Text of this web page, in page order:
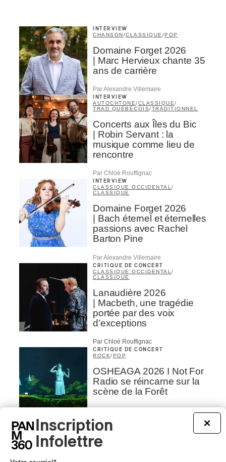
INTERVIEW
CHANSON/CLASSIQUE /POP
Domaine Forget 2026
| Marc Hervieux chante 35
ans de carrière
Par Alexandre Villemaire
INTERVIEW
AUTOCHTONE/CLASSIQUE/
TRAD QUÉBÉCOIS/TRADITIONNEL
Concerts aux Îles du Bic
| Robin Servant : la
musique comme lieu de
rencontre
Par Chloé Rouffignac
INTERVIEW
CLASSIQUE OCCIDENTAL/
CLASSIQUE
Domaine Forget 2026
| Bach éternel et éternelles
passions avec Rachel
Barton Pine
Par Alexandre Villemaire
CRITIQUE DE CONCERT
CLASSIQUE OCCIDENTAL /
CLASSIQUE
Lanaudière 2026
| Macbeth, une tragédie
portée par des voix
d’exceptions
Par Chloé Rouffignac
CRITIQUE DE CONCERT
ROCK/POP
OSHEAGA 2026 I Not For
Radio se réincarne sur la
scène de la Forêt
CRITIQUE DE CONCERT
ROCK
OSHEAGA 2026 I Viagra
Boys au centre d’un
×
Inscription
Infolettre